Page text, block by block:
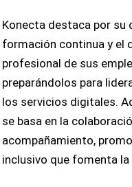
Konecta destaca por su
formación continua y el
profesional de sus
preparándolos para
los servicios digitales.
se basa en la
acompañamiento,
inclusivo que fomenta